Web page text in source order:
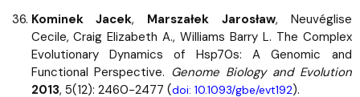
Kominek Jacek, Marszałek Jarosław, Neuvéglise
Cecile, Craig Elizabeth A., Williams Barry L. The Complex
Evolutionary Dynamics of Hsp70s: A Genomic and
Functional Perspective. Genome Biology and Evolution
2013, 5(12): 2460-2477 (doi: 10.1093/gbe/evt192).